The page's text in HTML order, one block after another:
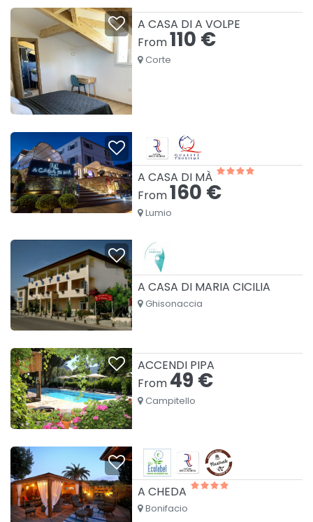
A CASA DI A VOLPE
From110 €
Corte
A CASA DI MÀ
From160 €
Lumio
A CASA DI MARIA CICILIA
Ghisonaccia
ACCENDI PIPA
From 49 €
Campitello
A CHEDA
Bonifacio